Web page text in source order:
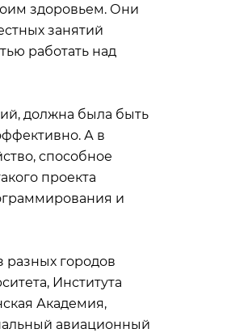
здоровьем. Они
занятий
работать над
должна была быть
А в
способное
проекта
и
разных городов
Института
Академия,
авиационный